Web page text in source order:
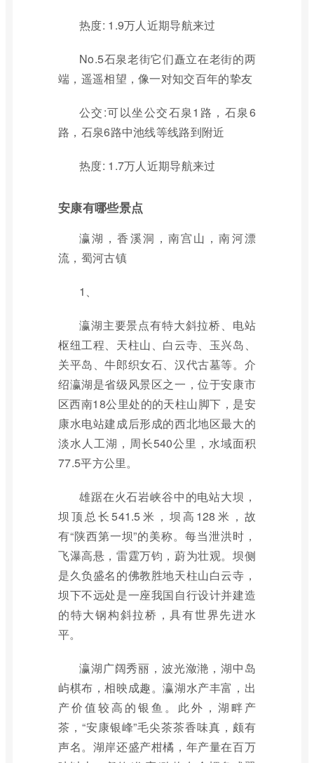
热度: 1.9万人近期导航来过
No.5石泉老街它们矗立在老街的两
端，遥遥相望，像一对知交百年的挚友
公交:可以坐公交石泉1路，石泉6
路，石泉6路中池线等线路到附近
热度: 1.7万人近期导航来过
安康有哪些景点
瀛湖，香溪洞，南宫山，南河漂
流，蜀河古镇
1、
瀛湖主要景点有特大斜拉桥、电站
枢纽工程、天柱山、白云寺、玉兴岛、
关平岛、牛郎织女石、汉代古墓等。介
绍瀛湖是省级风景区之一，位于安康市
区西南18公里处的的天柱山脚下，是安
康水电站建成后形成的西北地区最大的
淡水人工湖，周长540公里，水域面积
77.5平方公里。
雄踞在火石岩峡谷中的电站大坝，
坝顶总长541.5米，坝高128米，故
有“陕西第一坝”的美称。每当泄洪时，
飞瀑高悬，雷霆万钧，蔚为壮观。坝侧
是久负盛名的佛教胜地天柱山白云寺，
坝下不远处是一座我国自行设计并建造
的特大钢构斜拉桥，具有世界先进水
平。
瀛湖广阔秀丽，波光潋滟，湖中岛
屿棋布，相映成趣。瀛湖水产丰富，出
产价值较高的银鱼。此外，湖畔产
茶，“安康银峰”毛尖茶茶香味真，颇有
声名。湖岸还盛产柑橘，年产量在百万